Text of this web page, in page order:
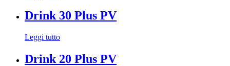
Drink 30 Plus PV
Leggi tutto
Drink 20 Plus PV